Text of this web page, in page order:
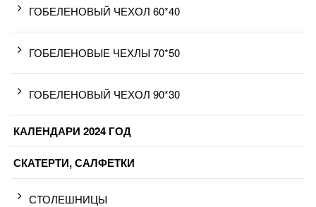
ГОБЕЛЕНОВЫЙ ЧЕХОЛ 60*40
ГОБЕЛЕНОВЫЕ ЧЕХЛЫ 70*50
ГОБЕЛЕНОВЫЙ ЧЕХОЛ 90*30
КАЛЕНДАРИ 2024 ГОД
СКАТЕРТИ, САЛФЕТКИ
СТОЛЕШНИЦЫ